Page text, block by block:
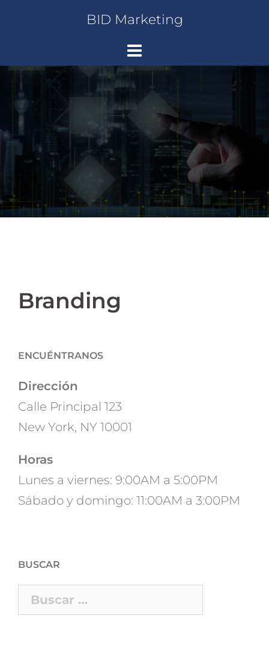
BID Marketing
Branding
ENCUÉNTRANOS
Dirección
Calle Principal 123
New York, NY 10001
Horas
Lunes a viernes: 9:00AM a 5:00PM
Sábado y domingo: 11:00AM a 3:00PM
BUSCAR
Buscar: